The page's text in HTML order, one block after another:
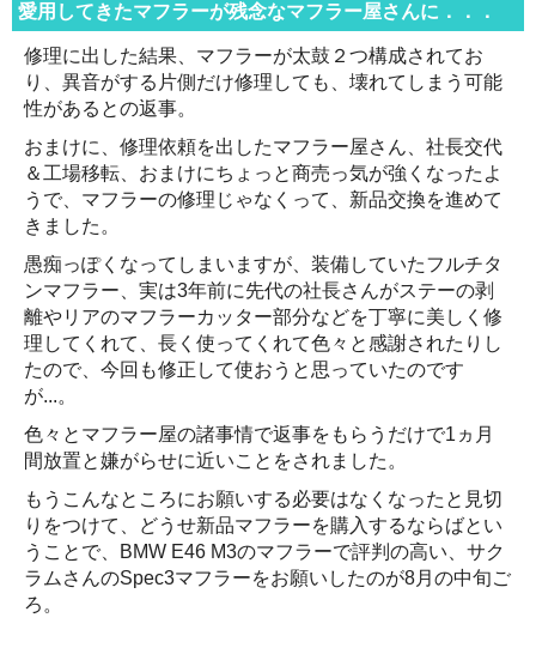
愛用してきたマフラーが残念なマフラー屋さんに．．．
修理に出した結果、マフラーが太鼓２つ構成されてお
り、異音がする片側だけ修理しても、壊れてしまう可能
性があるとの返事。
おまけに、修理依頼を出したマフラー屋さん、社長交代
＆工場移転、おまけにちょっと商売っ気が強くなったよ
うで、マフラーの修理じゃなくって、新品交換を進めて
きました。
愚痴っぽくなってしまいますが、装備していたフルチタ
ンマフラー、実は3年前に先代の社長さんがステーの剥
離やリアのマフラーカッター部分などを丁寧に美しく修
理してくれて、長く使ってくれて色々と感謝されたりし
たので、今回も修正して使おうと思っていたのです
が...。
色々とマフラー屋の諸事情で返事をもらうだけで1ヵ月
間放置と嫌がらせに近いことをされました。
もうこんなところにお願いする必要はなくなったと見切
りをつけて、どうせ新品マフラーを購入するならばとい
うことで、BMW E46 M3のマフラーで評判の高い、サク
ラムさんのSpec3マフラーをお願いしたのが8月の中旬ご
ろ。